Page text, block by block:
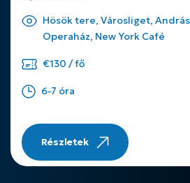
Hösök tere, Városliget,
Operaház, New York Café
€130 / fő
6-7 óra
Részletek